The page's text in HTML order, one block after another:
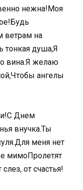
нежна!Моя
ветрам на
тонкая душа,Я
вина.Я желаю
ангелы
Днем
внучка.Ты
меня нет
мимоПролетят
от счастья!